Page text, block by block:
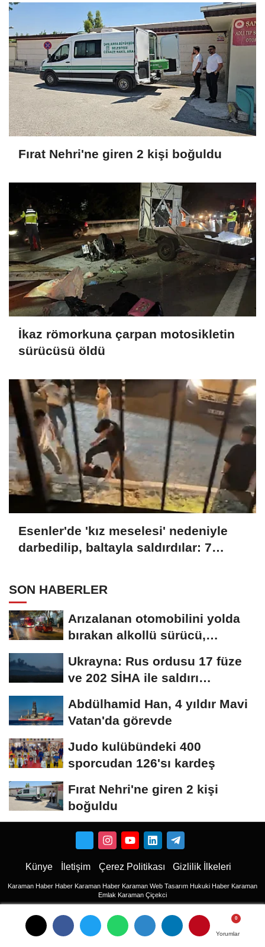
Yorumlar
Yorumlar
Fırat Nehri'ne giren 2 kişi boğuldu
İkaz römorkuna çarpan motosikletin
sürücüsü öldü
Esenler'de 'kız meselesi' nedeniyle
darbedilip, baltayla saldırdılar: 7
SON HABERLER
Arızalanan otomobilini yolda
bırakan alkollü sürücü,
Ukrayna: Rus ordusu 17 füze
ve 202 SİHA ile saldırı
Abdülhamid Han, 4 yıldır Mavi
Vatan'da görevde
Judo kulübündeki 400
sporcudan 126'sı kardeş
Fırat Nehri'ne giren 2 kişi
boğuldu
Künye İletişim Çerez Politikası Gizlilik İlkeleri
Karaman Haber Haber Karaman Haber Karaman Web Tasarım Hukuki Haber Karaman
Emlak Karaman Çiçekci
Haber
haberler